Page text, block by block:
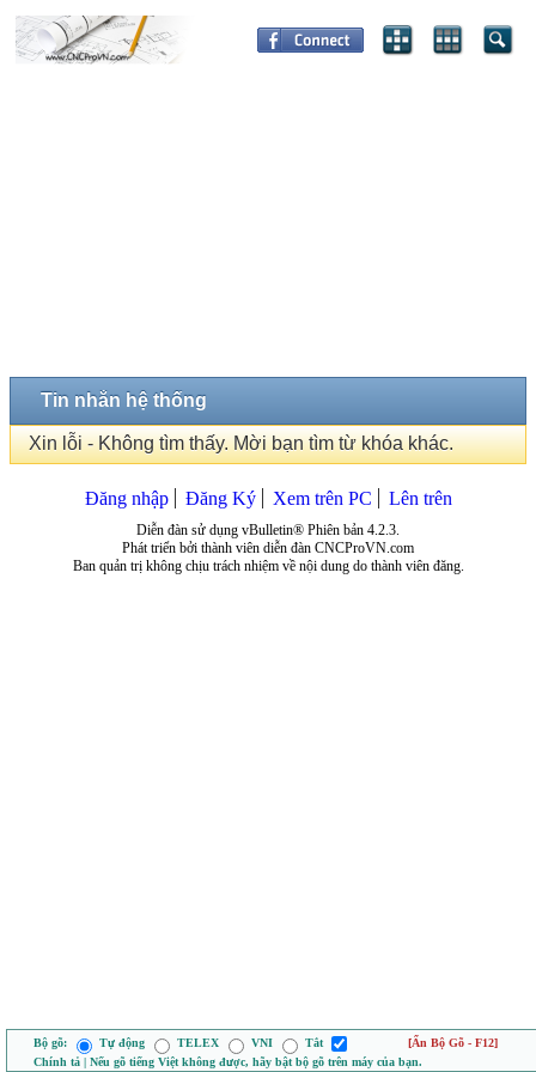
Tin nhắn hệ thống
Xin lỗi - Không tìm thấy. Mời bạn tìm từ khóa khác.
Đăng nhập Đăng Ký Xem trên PC Lên trên
Diễn đàn sử dụng vBulletin® Phiên bản 4.2.3.
Phát triển bởi thành viên diễn đàn CNCProVN.com
Ban quản trị không chịu trách nhiệm về nội dung do thành viên đăng.
Bộ gõ: Tự động TELEX VNI Tắt
[Ẩn Bộ Gõ - F12]
Chính tả | Nếu gõ tiếng Việt không được, hãy bật bộ gõ trên máy của bạn.